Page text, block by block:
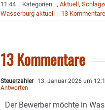
11:44 | Kategorien: .,Aktuell,
Wasserburg aktuell
| 13 Kommentare
13 Kommentare
Steuerzahler 13. Januar 2026 um
Antworten
Der Bewerber möchte in